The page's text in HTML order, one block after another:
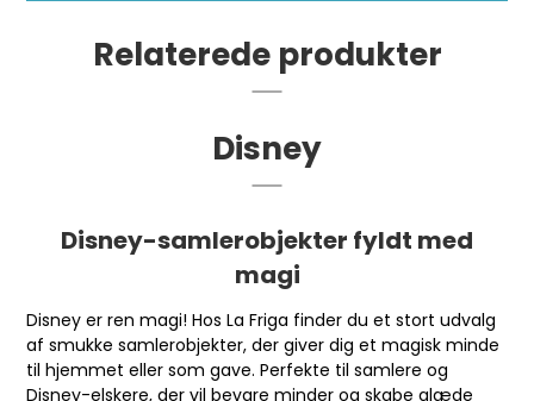
Relaterede produkter
Disney
Disney-samlerobjekter fyldt med
magi
Disney er ren magi! Hos La Friga finder du et stort udvalg
af smukke samlerobjekter, der giver dig et magisk minde
til hjemmet eller som gave. Perfekte til samlere og
Disney-elskere, der vil bevare minder og skabe glæde